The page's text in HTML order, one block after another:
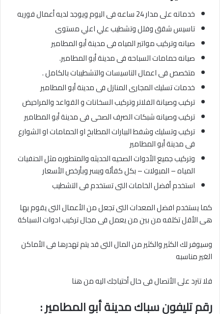
خدماته على مدار 24 ساعه فى اليوم ويوجد لديه أعمال فوريه
تاسيس شقق وفلل وتشطيب علي اعلي مستوى
صيانه وتركيب مواتير المياه فى مدينة أبو المطامير
صيانه حمامات السباحه فى مدينة أبو المطامير.
متخصص فى اعمال التاسيسات والتشطيبات بالكامل .
خدمات تسليك المجارى المنازل فى مدينة أبو المطامير
تركيب وصيانة الفلاتر وتركيب السخانات و القواعد والمراحيض
تركيب وصيانه شبكات الصرف الصحى فى مدينة أبو المطامير
تركيب وتسليك وشفط البيارات المطابخ او الحمامات او الشوارع
فى مدينة أبو المطامير
وتركيب جميع الأدوات الصحيه الحديثه والمتطوره مثل الحنفيات
المياه – المبولات – بكل كفأئه ويسر وبأرخص الأسعار
استخدم أفضل الخامات التى تستخدم فى التشطيب
كما يستخدم افضل المعدات التى تجعل من الأعمال التى يقوم بها
هى الأقل تكلفه من بين من يعمل فى مجال تركيب ادوات السباكة
وسيوفر لك الكثير والكثير من المال التى قد يتم تهدرها فى الأماكن
الغير مناسبه
فلا تترد على الأتصال فى حال أحتياجك اليه من هنا
رقم تليفون سباك مدينة أبو المطامير: